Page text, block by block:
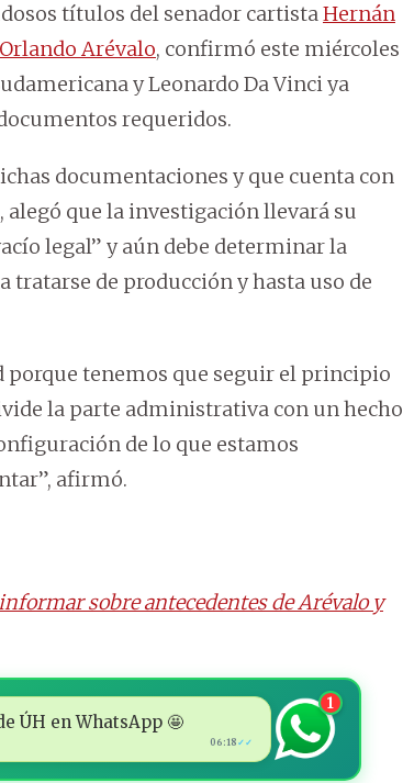
títulos del senador cartistaHernán
Orlando Arévalo, confirmó este miércoles
y Leonardo Da Vinci ya
requeridos.
documentaciones y que cuenta con
que la investigación llevará su
legal” y aún debe determinar la
tratarse de producción y hasta uso de
porque tenemos que seguir el principio
la parte administrativa con un hecho
de lo que estamos
afirmó.
sobre antecedentes de Arévalo y
ÚH en WhatsApp 🤩
06:18 ✓✓
1